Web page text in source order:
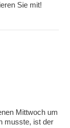
Sie mit!
Mittwoch um
musste, ist der